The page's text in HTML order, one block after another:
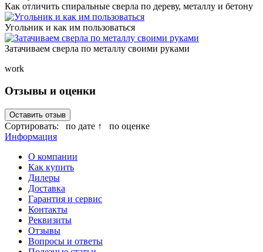
Как отличить спиральные сверла по дереву, металлу и бетону
Угольник и как им пользоваться
Затачиваем сверла по металлу своими руками
work
Отзывы и оценки
Оставить отзыв
Сортировать: по дате ↑
по оценке
Информация
О компании
Как купить
Дилеры
Доставка
Гарантия и сервис
Контакты
Реквизиты
Отзывы
Вопросы и ответы